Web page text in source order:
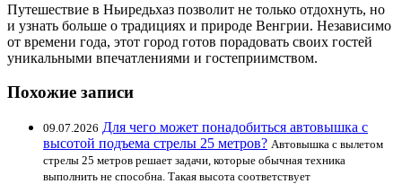
Путешествие в Ньиредьхаз позволит не только отдохнуть, но
и узнать больше о традициях и природе Венгрии. Независимо
от времени года, этот город готов порадовать своих гостей
уникальными впечатлениями и гостеприимством.
Похожие записи
09.07.2026 Для чего может понадобиться автовышка с
высотой подъема стрелы 25 метров? Автовышка с вылетом
стрелы 25 метров решает задачи, которые обычная техника
выполнить не способна. Такая высота соответствует